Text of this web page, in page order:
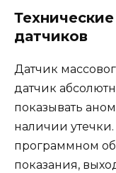
датчиков
Датчик
датчик
показывать
наличии утечки.
программном
показания,